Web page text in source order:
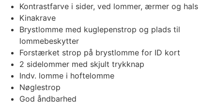
Kontrastfarve i sider, ved lommer, ærmer og hals
Kinakrave
Brystlomme med kuglepenstrop og plads til
lommebeskytter
Forstærket strop på brystlomme for ID kort
2 sidelommer med skjult trykknap
Indv. lomme i hoftelomme
Nøglestrop
God åndbarhed